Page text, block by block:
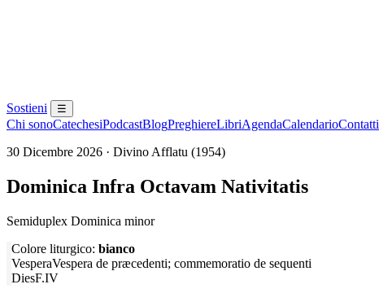
Sostieni ☰
Chi sonoCatechesiPodcastBlogPreghiereLibriAgendaCalendarioContatti
30 Dicembre 2026 · Divino Afflatu (1954)
Dominica Infra Octavam Nativitatis
Semiduplex Dominica minor
Colore liturgico: bianco
VesperaVespera de præcedenti; commemoratio de sequenti
DiesF.IV